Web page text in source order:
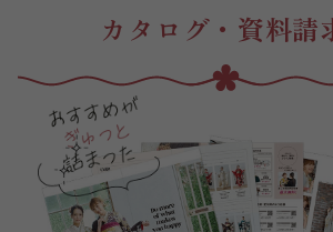
カタログ・資料請